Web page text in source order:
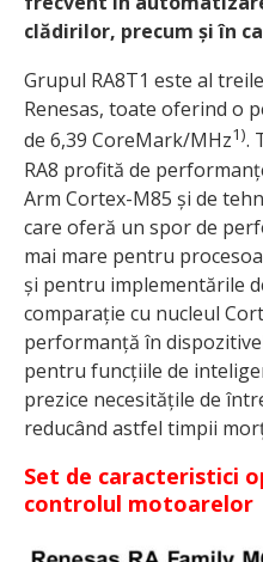
clădirilor, precum și în
Grupul RA8T1 este al
Renesas, toate oferind o
de 6,39 CoreMark/MHz1).
RA8 profită de
Arm Cortex-M85 și de
care oferă un spor de
mai mare pentru
și pentru implementările
comparație cu nucleul
performanță în
pentru funcțiile de
prezice necesitățile de
reducând astfel timpii
Set de caracteristici
controlul motoarelor